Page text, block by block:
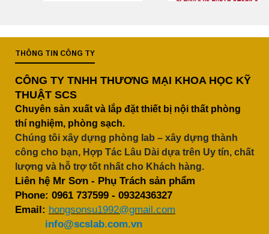
THÔNG TIN CÔNG TY
CÔNG TY TNHH THƯƠNG MẠI KHOA HỌC KỸ
THUẬT SCS
Chuyên sản xuất và lắp đặt thiết bị nội thất phòng
thí nghiệm, phòng sạch.
Chúng tôi xây dựng phòng lab – xây dựng thành
công cho bạn, Hợp Tác Lâu Dài dựa trên Uy tín, chất
lượng và hỗ trợ tốt nhất cho Khách hàng.
Liên hệ Mr Sơn - Phụ Trách sản phẩm
Phone: 0961 737599 - 0932436327
Email: hongsonsu1992@gmail.com
info@scslab.com.vn